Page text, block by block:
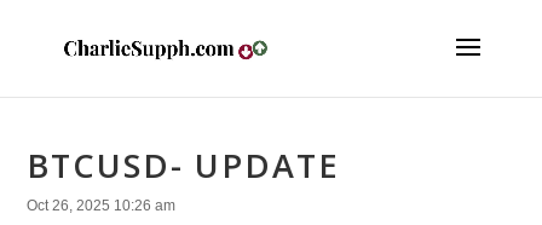
BTCUSD- UPDATE
Oct 26, 2025 10:26 am